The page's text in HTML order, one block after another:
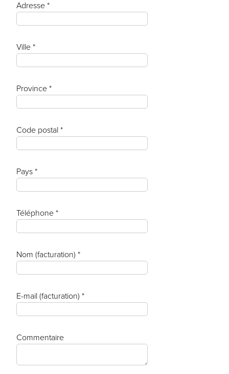
Adresse *
Ville *
Province *
Code postal *
Pays *
Téléphone *
Nom (facturation) *
E-mail (facturation) *
Commentaire